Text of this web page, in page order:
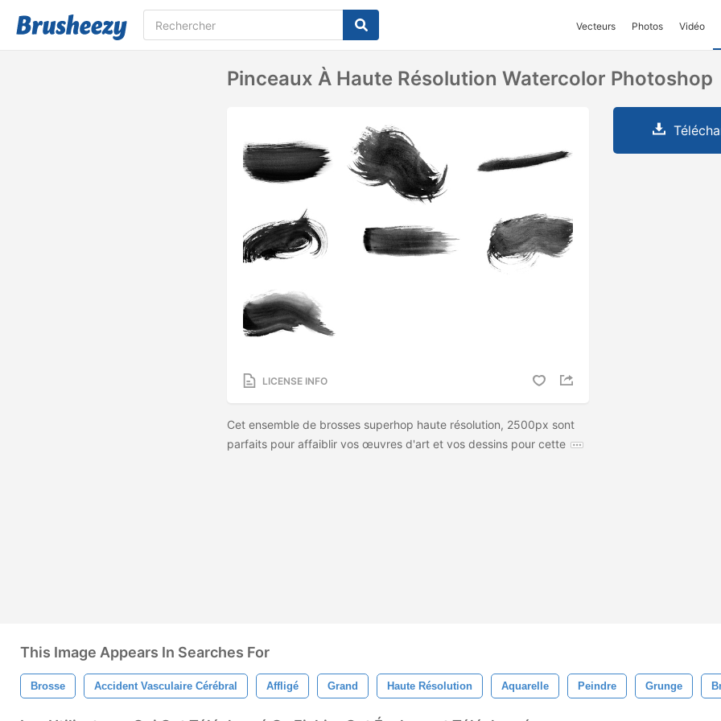
Vecteurs Photos Vidéo
Pinceaux À Haute Résolution Watercolor Photoshop
LICENSE INFO
Cet ensemble de brosses superhop haute résolution, 2500px sont
parfaits pour affaiblir vos œuvres d'art et vos dessins pour cette
This Image Appears In Searches For
Brosse Accident Vasculaire Cérébral Affligé Grand Haute Résolution Aquarelle Peindre Grunge